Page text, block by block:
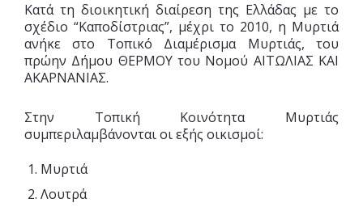
Κατά τη διοικητική διαίρεση της Ελλάδας με το
σχέδιο “Καποδίστριας”, μέχρι το 2010, η Μυρτιά
ανήκε στο Τοπικό Διαμέρισμα Μυρτιάς, του
πρώην Δήμου ΘΕΡΜΟΥ του Νομού ΑΙΤΩΛΙΑΣ ΚΑΙ
ΑΚΑΡΝΑΝΙΑΣ.
Στην Τοπική Κοινότητα Μυρτιάς
συμπεριλαμβάνονται οι εξής οικισμοί:
Μυρτιά
Λουτρά